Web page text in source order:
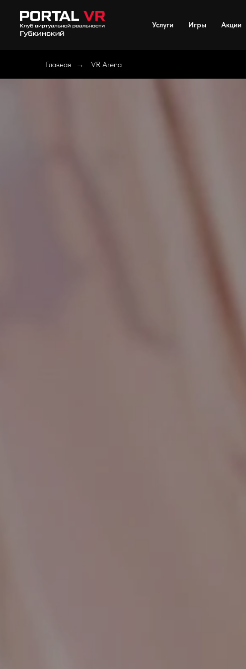
Услуги Игры Акции
Главная → VR Arena